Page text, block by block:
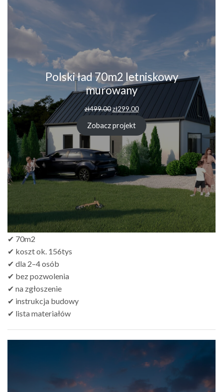
Polski ład 70m2 letniskowy
murowany
zł499.00Pierwotna
cena
wynosiła:
zł499.00.
zł299.00Aktualna
cena
wynosi:
zł299.00.
Zobacz projekt
✔ 70m2
✔ koszt ok. 156tys
✔ dla 2–4 osób
✔ bez pozwolenia
✔ na zgłoszenie
✔ instrukcja budowy
✔ lista materiałów